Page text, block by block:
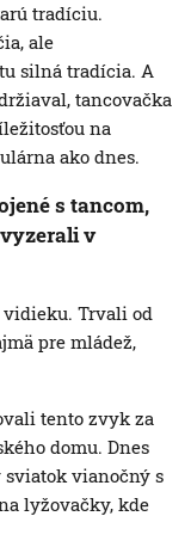
tradíciu.
ale
silná tradícia. A
tancovačka
na
ako dnes.
s tancom,
v
vidieku. Trvali od
pre mládež,
tento zvyk za
domu. Dnes
vianočný s
lyžovačky, kde